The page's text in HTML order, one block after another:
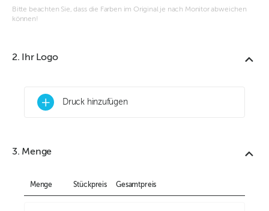
Bitte beachten Sie, dass die Farben im Original je nach Monitor abweichen
können!
2. Ihr Logo
+ Druck hinzufügen
3. Menge
Menge Stückpreis Gesamtpreis